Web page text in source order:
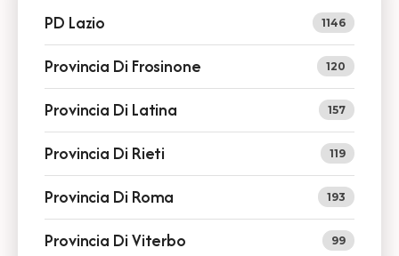
PD Lazio 1146
Provincia Di Frosinone 120
Provincia Di Latina 157
Provincia Di Rieti 119
Provincia Di Roma 193
Provincia Di Viterbo 99